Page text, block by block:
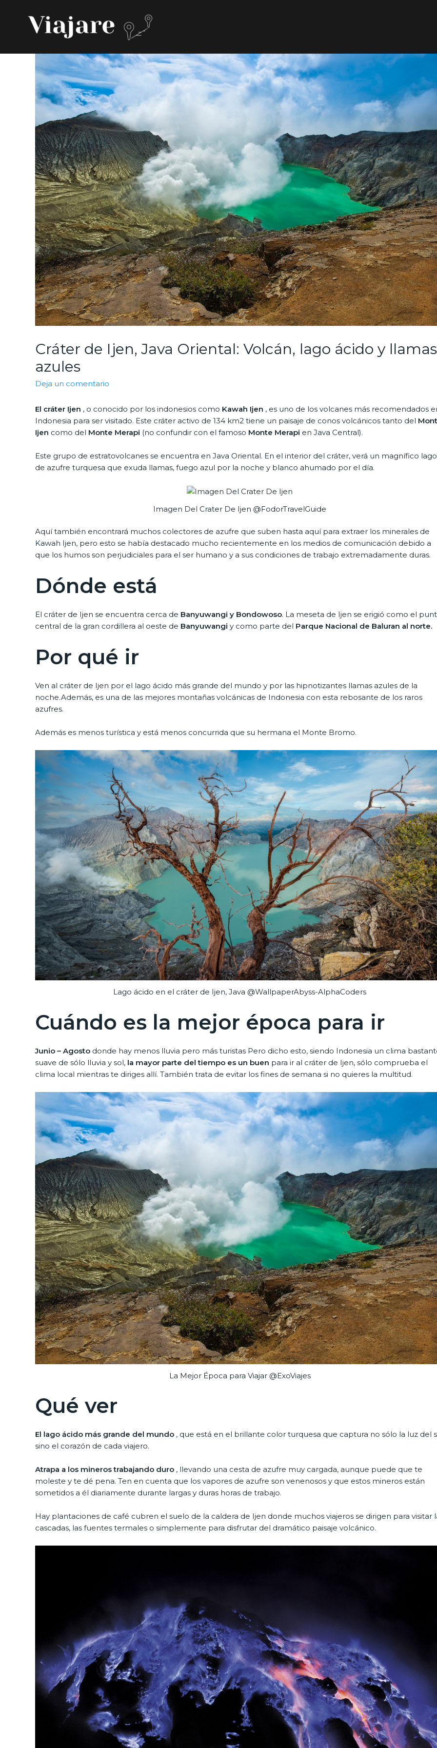
Cráter de Ijen, Java Oriental: Volcán, lago ácido y llamas
azules
Deja un comentario
El cráter Ijen , o conocido por los indonesios como Kawah Ijen , es uno de los volcanes más recomendados
Indonesia para ser visitado. Este cráter activo de 134 km2 tiene un paisaje de conos volcánicos tanto del
Ijen como del Monte Merapi (no confundir con el famoso Monte Merapi en Java Central).
Este grupo de estratovolcanes se encuentra en Java Oriental. En el interior del cráter, verá un magnífico lago
de azufre turquesa que exuda llamas, fuego azul por la noche y blanco ahumado por el día.
Imagen Del Crater De Ijen @FodorTravelGuide
Aquí también encontrará muchos colectores de azufre que suben hasta aquí para extraer los minerales de
Kawah Ijen, pero esto se había destacado mucho recientemente en los medios de comunicación debido a
que los humos son perjudiciales para el ser humano y a sus condiciones de trabajo extremadamente duras.
Dónde está
El cráter de Ijen se encuentra cerca de Banyuwangi y Bondowoso. La meseta de Ijen se erigió como el
central de la gran cordillera al oeste de Banyuwangi y como parte del Parque Nacional de Baluran al norte.
Por qué ir
Ven al cráter de Ijen por el lago ácido más grande del mundo y por las hipnotizantes llamas azules de la
noche.Además, es una de las mejores montañas volcánicas de Indonesia con esta rebosante de los raros
azufres.
Además es menos turística y está menos concurrida que su hermana el Monte Bromo.
Lago ácido en el cráter de Ijen, Java @WallpaperAbyss-AlphaCoders
Cuándo es la mejor época para ir
Junio – Agosto donde hay menos lluvia pero más turistas Pero dicho esto, siendo Indonesia un clima
suave de sólo lluvia y sol, la mayor parte del tiempo es un buen para ir al cráter de Ijen, sólo comprueba el
clima local mientras te diriges allí. También trata de evitar los fines de semana si no quieres la multitud.
La Mejor Época para Viajar @ExoViajes
Qué ver
El lago ácido más grande del mundo , que está en el brillante color turquesa que captura no sólo la luz del
sino el corazón de cada viajero.
Atrapa a los mineros trabajando duro , llevando una cesta de azufre muy cargada, aunque puede que te
moleste y te dé pena. Ten en cuenta que los vapores de azufre son venenosos y que estos mineros están
sometidos a él diariamente durante largas y duras horas de trabajo.
Hay plantaciones de café cubren el suelo de la caldera de Ijen donde muchos viajeros se dirigen para visitar
cascadas, las fuentes termales o simplemente para disfrutar del dramático paisaje volcánico.